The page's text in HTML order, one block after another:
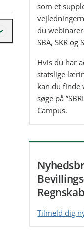
som et
du webinarer
SBA, SKR og
Hvis du har
statslige
kan du finde
søge på
Campus.
Tilmeld dig